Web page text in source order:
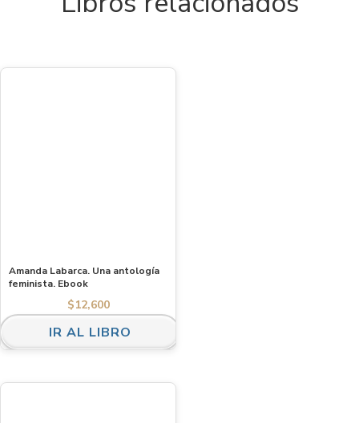
Amanda Labarca. Una antología
feminista. Ebook
$12,600
IR AL LIBRO